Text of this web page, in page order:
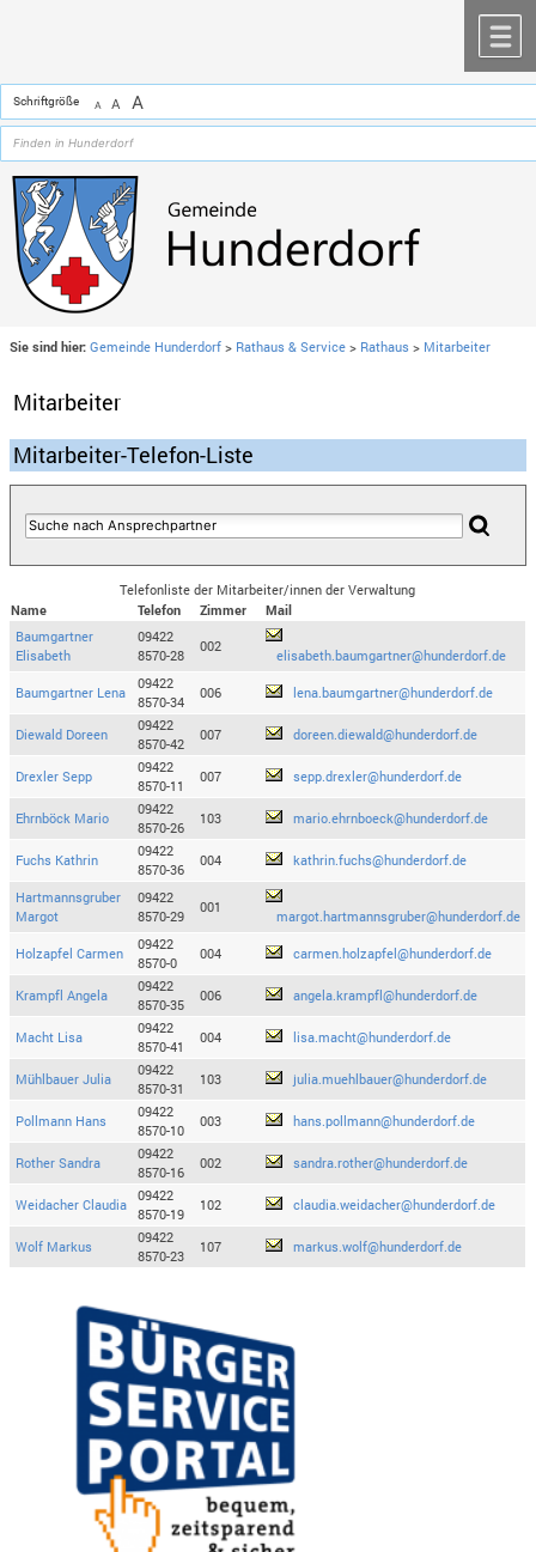
Schriftgröße A A A
Sie sind hier: Gemeinde Hunderdorf > Rathaus & Service > Rathaus > Mitarbeiter
Mitarbeiter
Mitarbeiter-Telefon-Liste
Telefonliste der Mitarbeiter/innen der Verwaltung
Name
Telefon Zimmer
Mail
Baumgartner
Elisabeth
09422
8570-28
002
elisabeth.baumgartner@hunderdorf.de
Baumgartner Lena
09422
8570-34
006 lena.baumgartner@hunderdorf.de
Diewald Doreen
09422
8570-42
007 doreen.diewald@hunderdorf.de
Drexler Sepp
09422
8570-11
007 sepp.drexler@hunderdorf.de
Ehrnböck Mario
09422
8570-26
103 mario.ehrnboeck@hunderdorf.de
Fuchs Kathrin
09422
8570-36
004 kathrin.fuchs@hunderdorf.de
Hartmannsgruber
Margot
09422
8570-29
001
margot.hartmannsgruber@hunderdorf.de
Holzapfel Carmen
09422
8570-0
004 carmen.holzapfel@hunderdorf.de
Krampfl Angela
09422
8570-35
006 angela.krampfl@hunderdorf.de
Macht Lisa
09422
8570-41
004 lisa.macht@hunderdorf.de
Mühlbauer Julia
09422
8570-31
103 julia.muehlbauer@hunderdorf.de
Pollmann Hans
09422
8570-10
003 hans.pollmann@hunderdorf.de
Rother Sandra
09422
8570-16
002 sandra.rother@hunderdorf.de
Weidacher Claudia
09422
8570-19
102 claudia.weidacher@hunderdorf.de
Wolf Markus
09422
8570-23
107 markus.wolf@hunderdorf.de